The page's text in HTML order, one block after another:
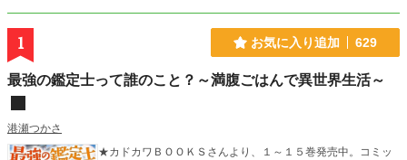
1 お気に入り追加 629
最強の鑑定士って誰のこと？～満腹ごはんで異世界生活～
港瀬つかさ
★カドカワＢＯＯＫＳさんより、１～１５巻発売中。コミッ